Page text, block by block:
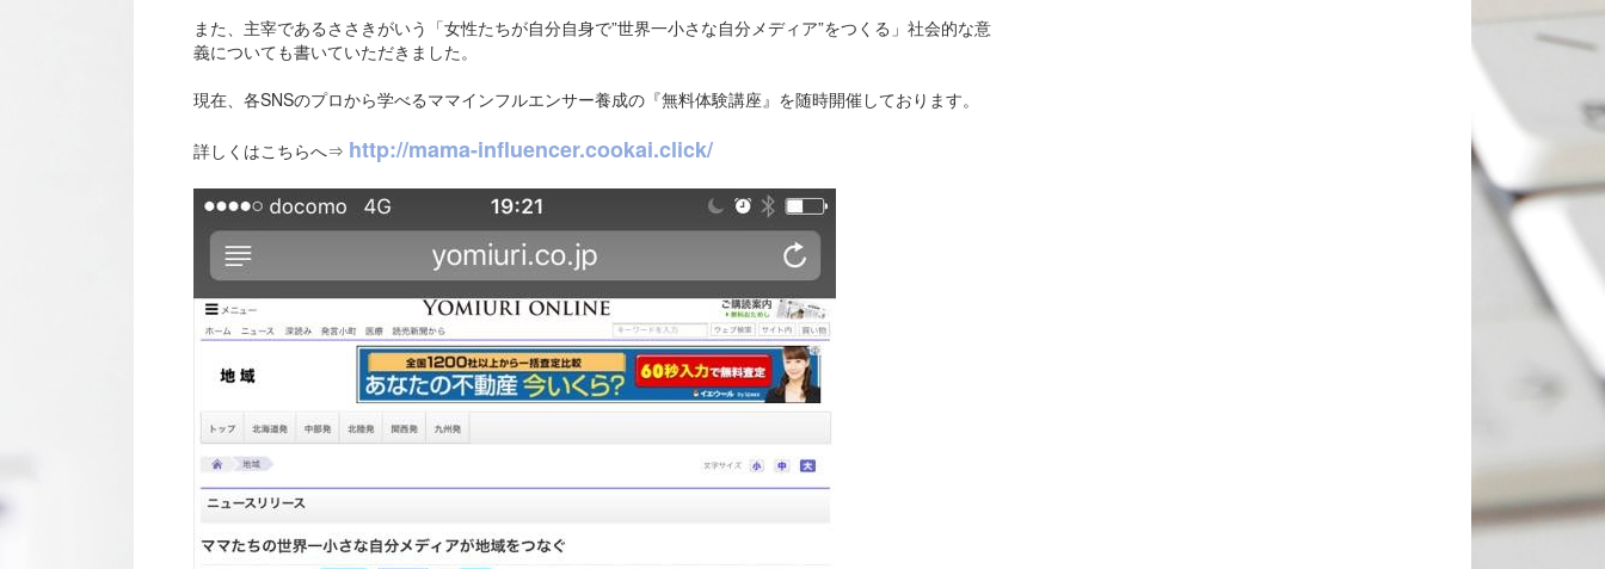
また、主宰であるささきがいう「女性たちが自分自身で”世界一小さな自分メディア”をつくる」社会的な意
義についても書いていただきました。
現在、各SNSのプロから学べるママインフルエンサー養成の『無料体験講座』を随時開催しております。
詳しくはこちらへ⇒ http://mama-influencer.cookai.click/